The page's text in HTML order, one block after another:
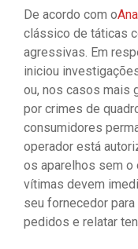
De acordo com o
clássico de táticas
agressivas. Em
iniciou
ou, nos casos mais
por crimes de
consumidores
operador está
os aparelhos sem o
vítimas devem
seu fornecedor
pedidos e relatar